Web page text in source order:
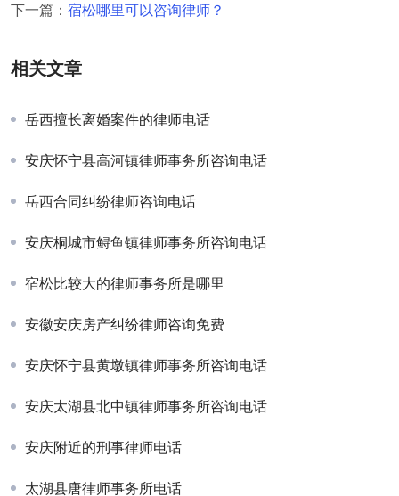
下一篇： 宿松哪里可以咨询律师？
相关文章
岳西擅长离婚案件的律师电话
安庆怀宁县高河镇律师事务所咨询电话
岳西合同纠纷律师咨询电话
安庆桐城市鲟鱼镇律师事务所咨询电话
宿松比较大的律师事务所是哪里
安徽安庆房产纠纷律师咨询免费
安庆怀宁县黄墩镇律师事务所咨询电话
安庆太湖县北中镇律师事务所咨询电话
安庆附近的刑事律师电话
太湖县唐律师事务所电话